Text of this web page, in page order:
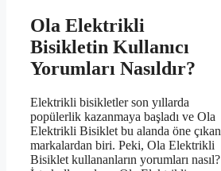
Ola Elektrikli
Bisikletin Kullanıcı
Yorumları Nasıldır?
Elektrikli bisikletler son yıllarda
popülerlik kazanmaya başladı ve Ola
Elektrikli Bisiklet bu alanda öne çıkan
markalardan biri. Peki, Ola Elektrikli
Bisiklet kullananların yorumları nasıl?